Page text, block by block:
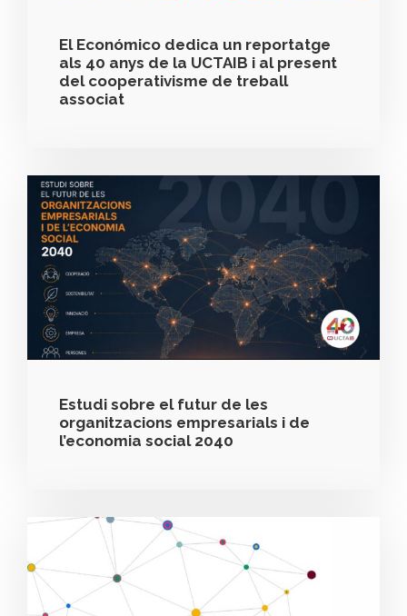
El Económico dedica un reportatge
als 40 anys de la UCTAIB i al present
del cooperativisme de treball
associat
Estudi sobre el futur de les
organitzacions empresarials i de
l’economia social 2040